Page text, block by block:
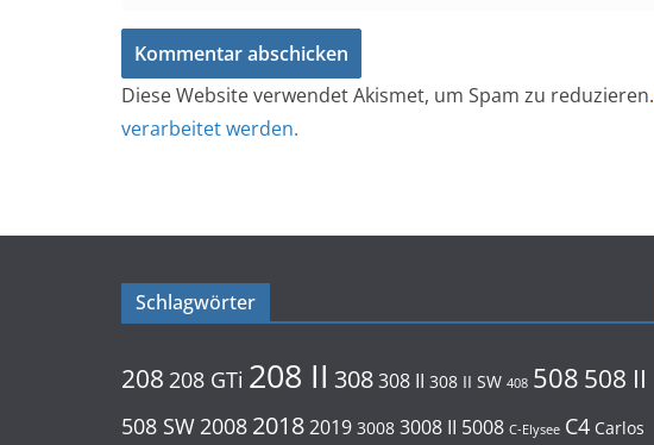
Diese Website verwendet Akismet, um Spam zu reduzieren.
verarbeitet werden.
Schlagwörter
208 208 GTi 208 II 308308 II 308 II SW 408 508 508 II
508 SW 2008 20182019 3008 3008 II 5008 C-Elysee C4 Carlos